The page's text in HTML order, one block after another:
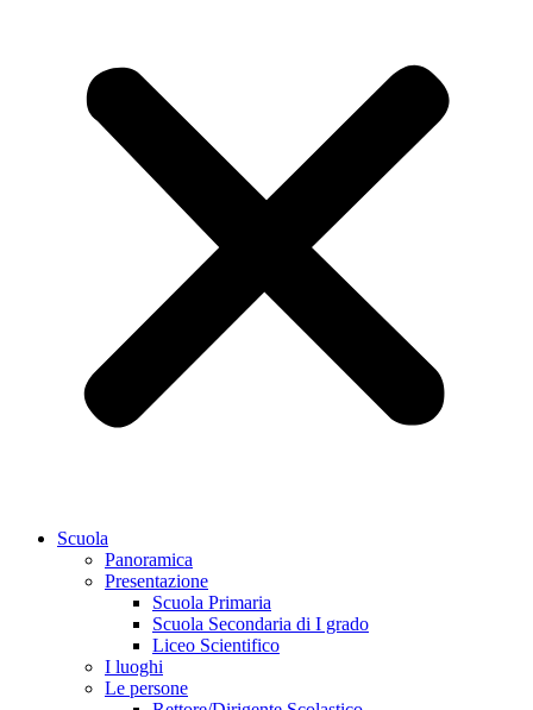
Scuola
Panoramica
Presentazione
Scuola Primaria
Scuola Secondaria di I grado
Liceo Scientifico
I luoghi
Le persone